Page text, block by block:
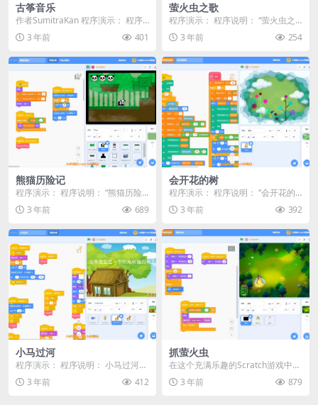
古筝音乐
作者SumitraKan 程序演示： 程序
说明： 《古筝音乐》是一个使用Sc
ra...3 年前 401
萤火虫之歌
程序演示： 程序说明： “萤火虫之
歌”是一个基于Scra...
3 年前 254
熊猫历险记
程序演示： 程序说明： “熊猫历险
记”是一个基于Scratch编程平台的
类似超级...
3 年前 689
会开花的树
程序演示： 程序说明： “会开花的
树”是一个基于Scratch编程平台的
画图程序...
3 年前 392
小马过河
程序演示： 程序说明： 小马过河是
一个基于Scratch编程平台的故事动
画程序。...
3 年前 412
抓萤火虫
在这个充满乐趣的Scratch游戏中，
你将置身于一片宁静的草地上，与
闪烁的萤火虫...
3 年前 879